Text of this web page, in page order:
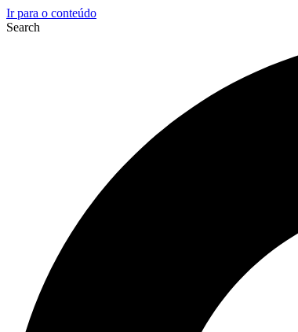
Ir para o conteúdo
Search